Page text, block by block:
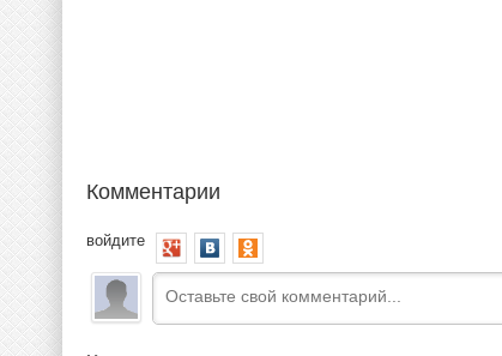
Комментарии
войдите